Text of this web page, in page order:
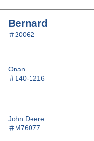
Bernard
＃20062
Onan
＃140-1216
John Deere
＃M76077